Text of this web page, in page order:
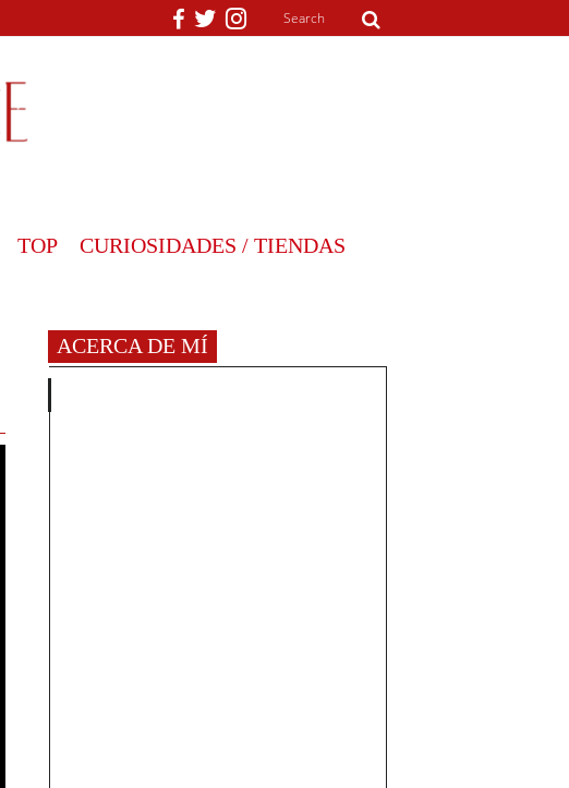
TOP CURIOSIDADES / TIENDAS
ACERCA DE MÍ